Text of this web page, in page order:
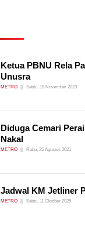
Ketua PBNU Rela
Unusra
METRO Sabtu, 18 November 2023
Diduga Cemari
Nakal
METRO Rabu, 25 Agustus 2021
Jadwal KM Jetliner
METRO Sabtu, 11 Oktober 2025